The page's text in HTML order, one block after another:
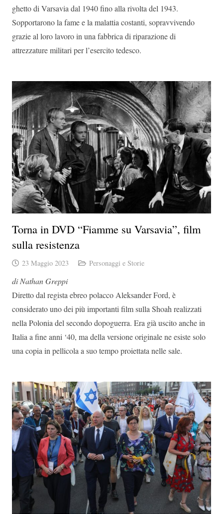
ghetto di Varsavia dal 1940 fino alla rivolta del 1943.
Sopportarono la fame e la malattia costanti, sopravvivendo
grazie al loro lavoro in una fabbrica di riparazione di
attrezzature militari per l’esercito tedesco.
Torna in DVD “Fiamme su Varsavia”, film
sulla resistenza
23 Maggio 2023 Personaggi e Storie
di Nathan Greppi
Diretto dal regista ebreo polacco Aleksander Ford, è
considerato uno dei più importanti film sulla Shoah realizzati
nella Polonia del secondo dopoguerra. Era già uscito anche in
Italia a fine anni ‘40, ma della versione originale ne esiste solo
una copia in pellicola a suo tempo proiettata nelle sale.